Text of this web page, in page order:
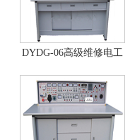
DYDG-06高级维修电工
型）